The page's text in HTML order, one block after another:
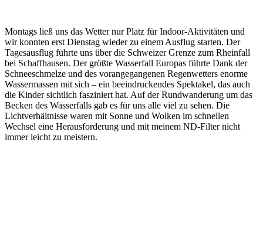
Montags ließ uns das Wetter nur Platz für Indoor-Aktivitäten und
wir konnten erst Dienstag wieder zu einem Ausflug starten. Der
Tagesausflug führte uns über die Schweizer Grenze zum Rheinfall
bei Schaffhausen. Der größte Wasserfall Europas führte Dank der
Schneeschmelze und des vorangegangenen Regenwetters enorme
Wassermassen mit sich – ein beeindruckendes Spektakel, das auch
die Kinder sichtlich fasziniert hat. Auf der Rundwanderung um das
Becken des Wasserfalls gab es für uns alle viel zu sehen. Die
Lichtverhältnisse waren mit Sonne und Wolken im schnellen
Wechsel eine Herausforderung und mit meinem ND-Filter nicht
immer leicht zu meistern.